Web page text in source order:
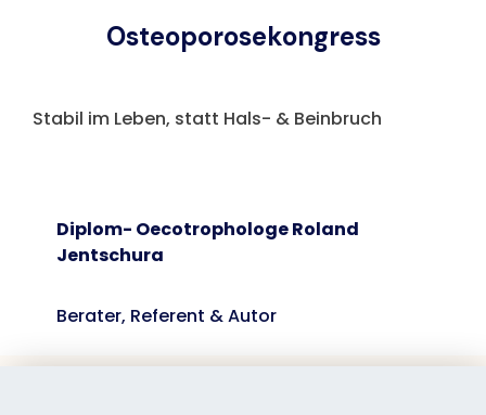
Osteoporosekongress
Stabil im Leben, statt Hals- & Beinbruch
Diplom- Oecotrophologe Roland
Jentschura
Berater, Referent & Autor